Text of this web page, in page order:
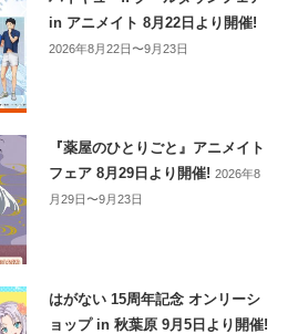
in アニメイト 8月22日より開催!
2026年8月22日〜9月23日
『薬屋のひとりごと』アニメイト
フェア 8月29日より開催!2026年8
月29日〜9月23日
はがない 15周年記念 オンリーシ
ョップ in 秋葉原 9月5日より開催!